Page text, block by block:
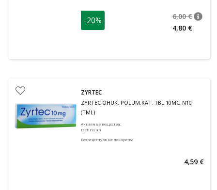
-20% 6,00 €
4,80 €
ZYRTEC
ZYRTEC ÕHUK. POLÜM.KAT. TBL 10MG N10
(TML)
Активные вещества:
tsetirisiin
Безрецептурные лекарства
4,59 €